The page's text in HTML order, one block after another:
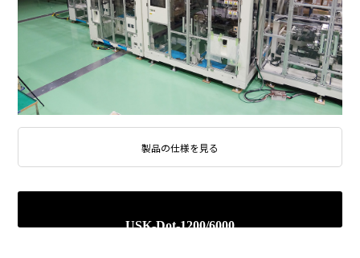
製品の仕様を見る
USK-Dot-1200/6000